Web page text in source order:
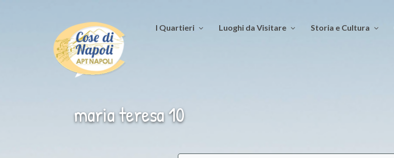
I Quartieri Luoghi da Visitare Storia e Cultura
maria teresa 10